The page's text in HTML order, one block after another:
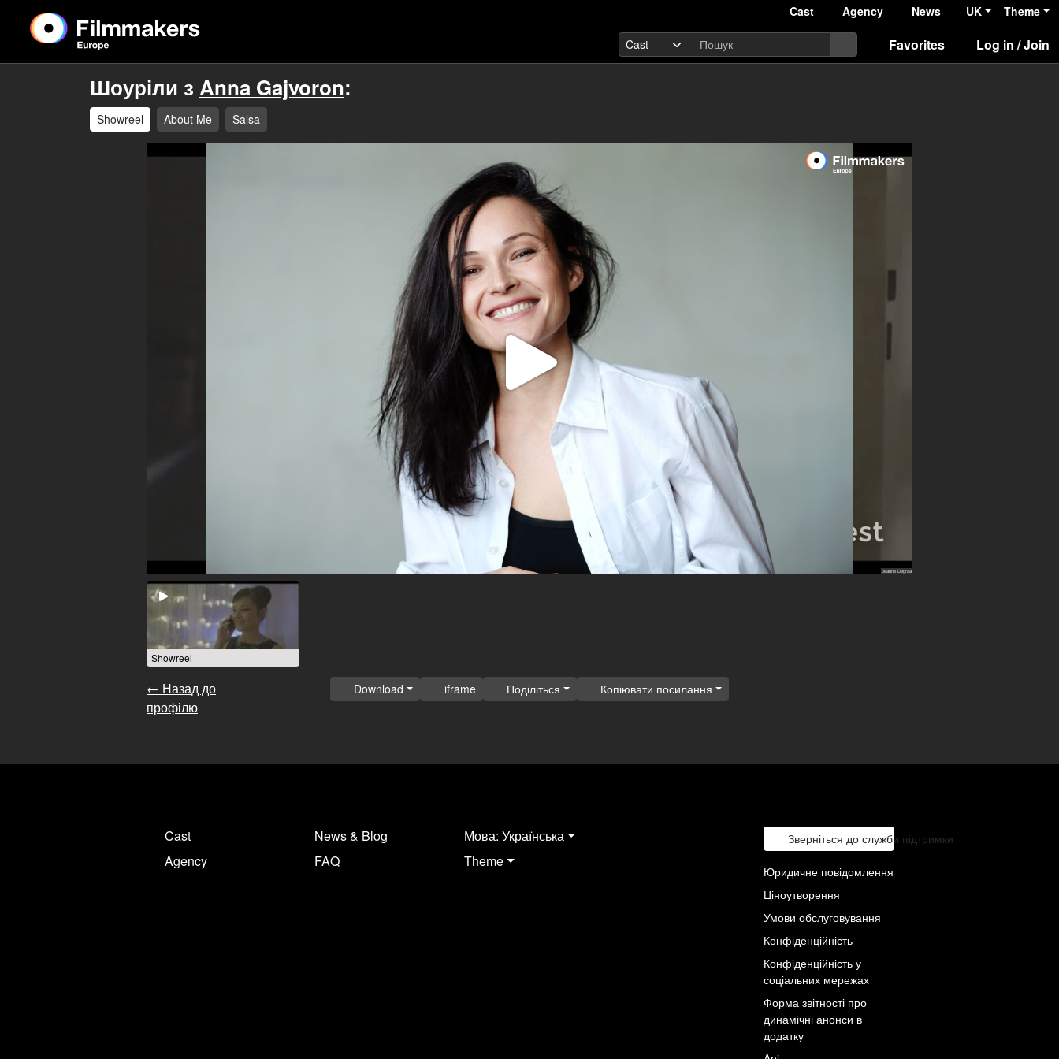
Cast Agency News UK Theme
Favorites Log in / Join
Шоуріли з Anna Gajvoron:
Showreel About Me Salsa
Відтворити
відео
Showreel
← Назад до
профілю
Download iframe Поділіться Копіювати посилання
Cast
Agency
News & Blog
FAQ
Мова: Українська
Theme
Зверніться до служби підтримки
Юридичне повідомлення
Ціноутворення
Умови обслуговування
Конфіденційність
Конфіденційність у
соціальних мережах
Форма звітності про
динамічні анонси в
додатку